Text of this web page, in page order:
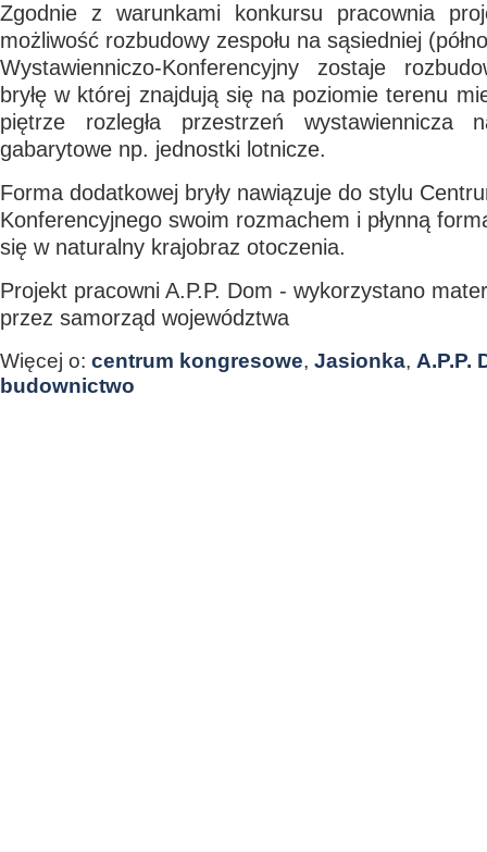
Zgodnie z warunkami konkursu pracownia
możliwość rozbudowy zespołu na sąsiedniej
Wystawienniczo-Konferencyjny zostaje
bryłę w której znajdują się na poziomie terenu
piętrze rozległa przestrzeń wystawiennicza
gabarytowe np. jednostki lotnicze.
Forma dodatkowej bryły nawiązuje do stylu
Konferencyjnego swoim rozmachem i płynną
się w naturalny krajobraz otoczenia.
Projekt pracowni A.P.P. Dom - wykorzystano
przez samorząd województwa
Więcej o: centrum kongresowe, Jasionka, A.P.P.
budownictwo